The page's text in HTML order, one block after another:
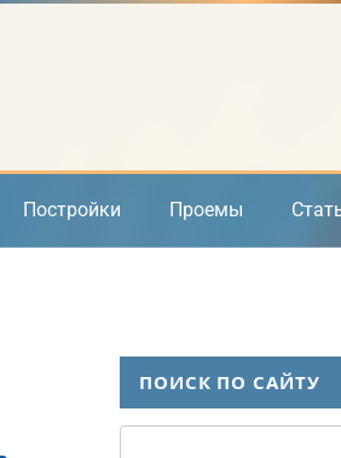
Постройки Проемы
ПОИСК ПО САЙТУ